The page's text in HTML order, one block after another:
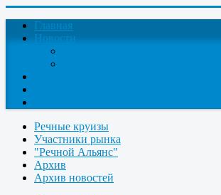
Главная
Новости
Речные круизы
Участники рынка
"Речной Альянс"
Архив
Архив новостей